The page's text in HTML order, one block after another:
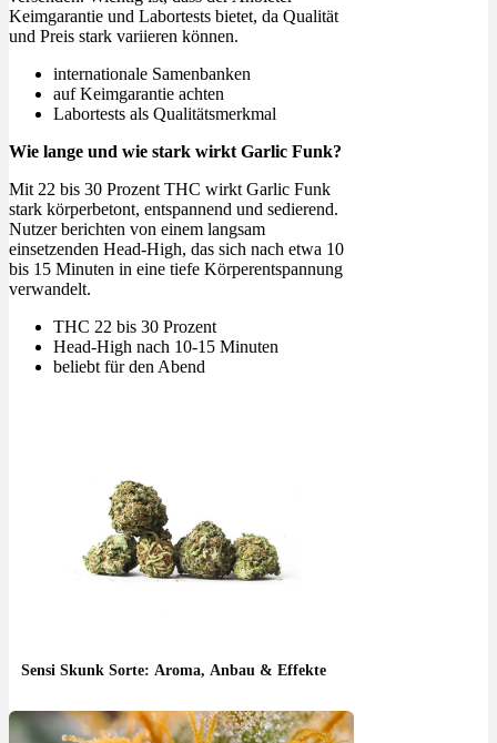
Keimgarantie und Labortests bietet, da Qualität
und Preis stark variieren können.
internationale Samenbanken
auf Keimgarantie achten
Labortests als Qualitätsmerkmal
Wie lange und wie stark wirkt Garlic Funk?
Mit 22 bis 30 Prozent THC wirkt Garlic Funk
stark körperbetont, entspannend und sedierend.
Nutzer berichten von einem langsam
einsetzenden Head-High, das sich nach etwa 10
bis 15 Minuten in eine tiefe Körperentspannung
verwandelt.
THC 22 bis 30 Prozent
Head-High nach 10-15 Minuten
beliebt für den Abend
Sensi Skunk Sorte: Aroma, Anbau & Effekte